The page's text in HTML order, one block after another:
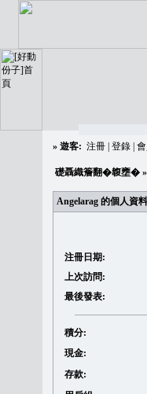
» 遊客: 注冊 登錄
礎聶織簷翻�䪖壅�
Angelarag 的個人資料
注冊日期:
上次訪問:
最後發表:
積分:
現金:
存款: